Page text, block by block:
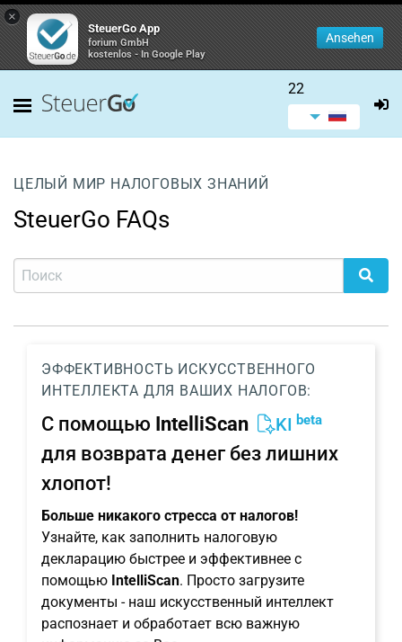
×
SteuerGo App
forium GmbH
kostenlos - In Google Play
Ansehen
22
ЦЕЛЫЙ МИР НАЛОГОВЫХ ЗНАНИЙ
SteuerGo FAQs
ЭФФЕКТИВНОСТЬ ИСКУССТВЕННОГО
ИНТЕЛЛЕКТА ДЛЯ ВАШИХ НАЛОГОВ:
С помощью IntelliScan KI beta
для возврата денег без лишних
хлопот!
Больше никакого стресса от налогов!
Узнайте, как заполнить налоговую
декларацию быстрее и эффективнее с
помощью IntelliScan. Просто загрузите
документы - наш искусственный интеллект
распознает и обработает всю важную